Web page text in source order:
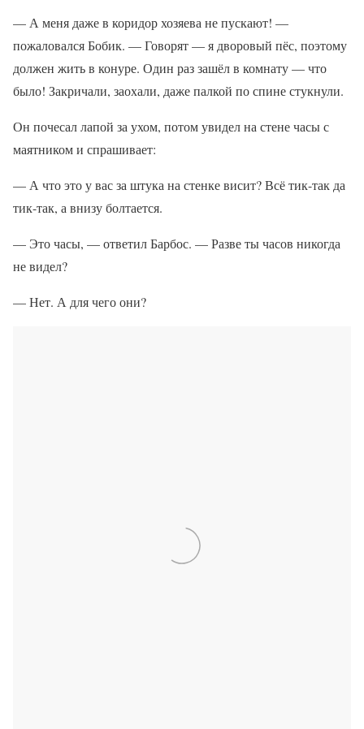
— А меня даже в коридор хозяева не пускают! —
пожаловался Бобик. — Говорят — я дворовый пёс, поэтому
должен жить в конуре. Один раз зашёл в комнату — что
было! Закричали, заохали, даже палкой по спине стукнули.
Он почесал лапой за ухом, потом увидел на стене часы с
маятником и спрашивает:
— А что это у вас за штука на стенке висит? Всё тик-так да
тик-так, а внизу болтается.
— Это часы, — ответил Барбос. — Разве ты часов никогда
не видел?
— Нет. А для чего они?